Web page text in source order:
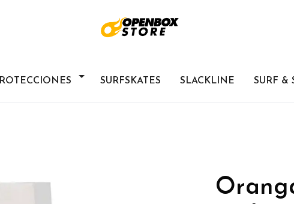
SURFSKATES SLACKLINE SURF &